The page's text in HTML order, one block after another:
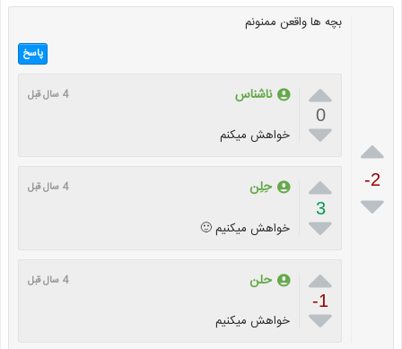

-2

بچه ها واقعن ممنونم
پاسخ

0

ناشناس 4 سال قبل
خواهش میکنم

3

حِلِن 4 سال قبل
خواهش میکنیم 🙂

-1

حلن 4 سال قبل
خواهش میکنیم